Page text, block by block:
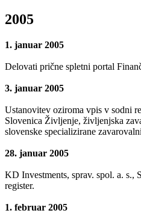
2005
1. januar 2005
Delovati prične spletni portal
3. januar 2005
Ustanovitev oziroma vpis v sodni
Slovenica Življenje, življenjska
slovenske specializirane
28. januar 2005
KD Investments, sprav. spol. a. s.,
register.
1. februar 2005